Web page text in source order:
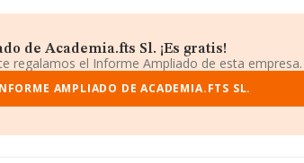
de Academia.fts Sl. ¡Es gratis!
regalamos el Informe Ampliado de esta empresa.
AMPLIADO DE ACADEMIA.FTS SL.